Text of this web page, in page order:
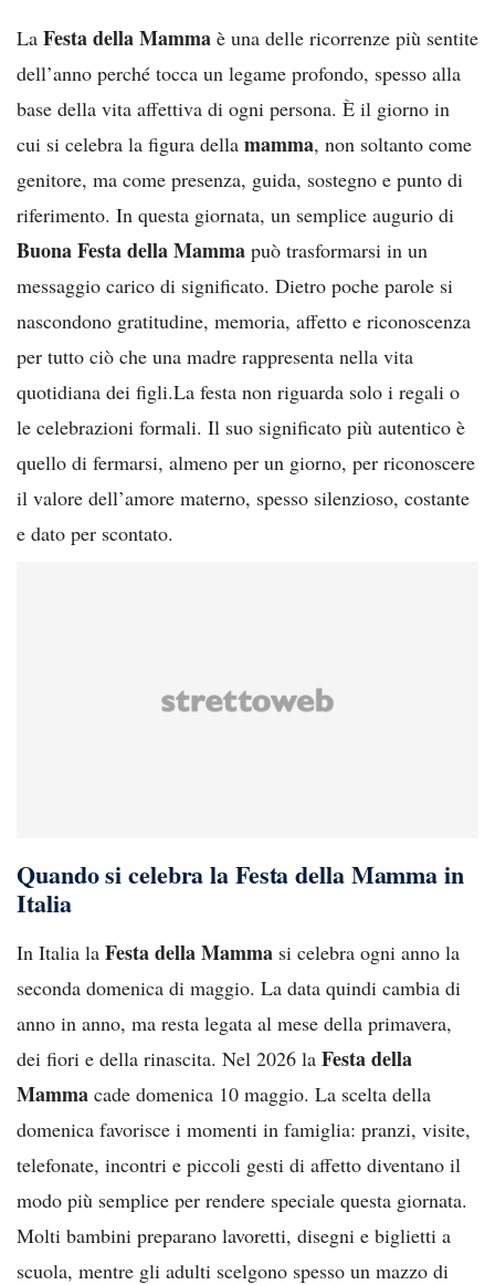
La Festa della Mamma è una delle ricorrenze più sentite
dell’anno perché tocca un legame profondo, spesso alla
base della vita affettiva di ogni persona. È il giorno in
cui si celebra la figura della mamma, non soltanto come
genitore, ma come presenza, guida, sostegno e punto di
riferimento. In questa giornata, un semplice augurio di
Buona Festa della Mamma può trasformarsi in un
messaggio carico di significato. Dietro poche parole si
nascondono gratitudine, memoria, affetto e riconoscenza
per tutto ciò che una madre rappresenta nella vita
quotidiana dei figli.La festa non riguarda solo i regali o
le celebrazioni formali. Il suo significato più autentico è
quello di fermarsi, almeno per un giorno, per riconoscere
il valore dell’amore materno, spesso silenzioso, costante
e dato per scontato.
Quando si celebra la Festa della Mamma in
Italia
In Italia la Festa della Mamma si celebra ogni anno la
seconda domenica di maggio. La data quindi cambia di
anno in anno, ma resta legata al mese della primavera,
dei fiori e della rinascita. Nel 2026 la Festa della
Mamma cade domenica 10 maggio. La scelta della
domenica favorisce i momenti in famiglia: pranzi, visite,
telefonate, incontri e piccoli gesti di affetto diventano il
modo più semplice per rendere speciale questa giornata.
Molti bambini preparano lavoretti, disegni e biglietti a
scuola, mentre gli adulti scelgono spesso un mazzo di